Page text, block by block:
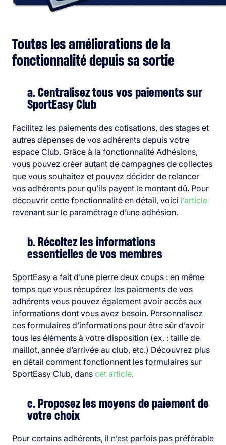
Toutes les améliorations de la
fonctionnalité depuis sa sortie
a. Centralisez tous vos paiements sur
SportEasy Club
Facilitez les paiements des cotisations, des stages et
autres dépenses de vos adhérents depuis votre
espace Club. Grâce à la fonctionnalité Adhésions,
vous pouvez créer autant de campagnes de collectes
que vous souhaitez et pouvez décider de relancer
vos adhérents pour qu’ils payent le montant dû. Pour
découvrir cette fonctionnalité en détail, voici l’article
revenant sur le paramétrage d’une adhésion.
b. Récoltez les informations
essentielles de vos membres
SportEasy a fait d’une pierre deux coups : en même
temps que vous récupérez les paiements de vos
adhérents vous pouvez également avoir accès aux
informations dont vous avez besoin. Personnalisez
ces formulaires d’informations pour être sûr d’avoir
tous les éléments à votre disposition (ex. : taille de
maillot, année d’arrivée au club, etc.) Découvrez plus
en détail comment fonctionnent les formulaires sur
SportEasy Club, dans cet article.
c. Proposez les moyens de paiement de
votre choix
Pour certains adhérents, il n’est parfois pas préférable